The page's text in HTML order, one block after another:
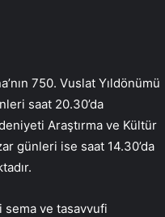
750. Vuslat Yıldönümü
saat 20.30’da
Araştırma ve Kültür
günleri ise saat 14.30’da
sema ve tasavvufi